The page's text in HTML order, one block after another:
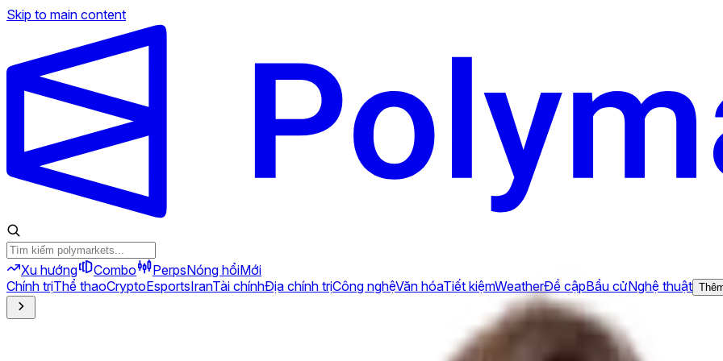
Skip to main content
Xu hướng Combo PerpsNóng hổiMới
Chính trịThể thaoCryptoEsportsIranTài chínhĐịa chính trịCông nghệVăn hóaTiết kiệmWeatherĐề cậpBầu cửNghệ thuật